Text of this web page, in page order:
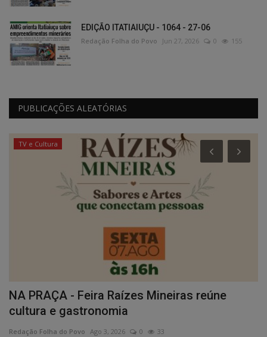
EDIÇÃO ITATIAIUÇU - 1064 - 27-06
Redação Folha do Povo Jun 27, 2026 0 155
PUBLICAÇÕES ALEATÓRIAS
TV e Cultura
NA PRAÇA - Feira Raízes Mineiras reúne
cultura e gastronomia
Redação Folha do Povo Ago 3, 2026 0 33